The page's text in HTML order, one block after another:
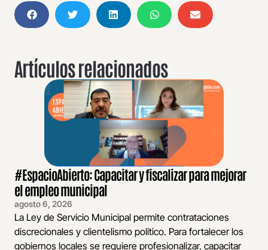
Artículos relacionados
#EspacioAbierto: Capacitar y fiscalizar para mejorar
el empleo municipal
agosto 6, 2026
La Ley de Servicio Municipal permite contrataciones
discrecionales y clientelismo político. Para fortalecer los
gobiernos locales se requiere profesionalizar, capacitar